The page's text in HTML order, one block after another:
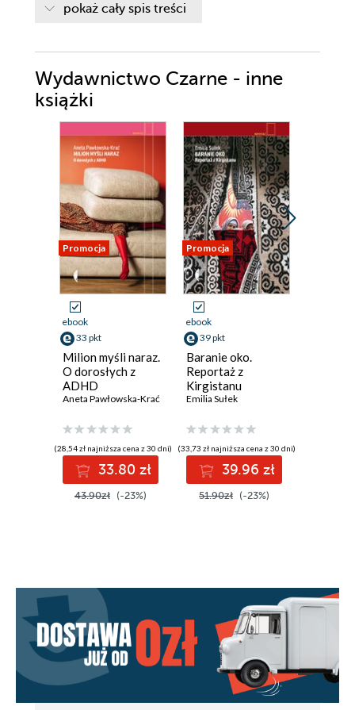
pokaż cały spis treści
Wydawnictwo Czarne - inne
książki
Promocja
ebook
33 pkt
Milion myśli naraz.
O dorosłych z
ADHD
Aneta Pawłowska-Krać
(28,54 zł najniższa cena z 30 dni)
33.80 zł
43.90zł (-23%)
Promocja
ebook
39 pkt
Baranie oko.
Reportaż z
Kirgistanu
Emilia Sułek
(33,73 zł najniższa cena z 30 dni)
39.96 zł
51.90zł (-23%)